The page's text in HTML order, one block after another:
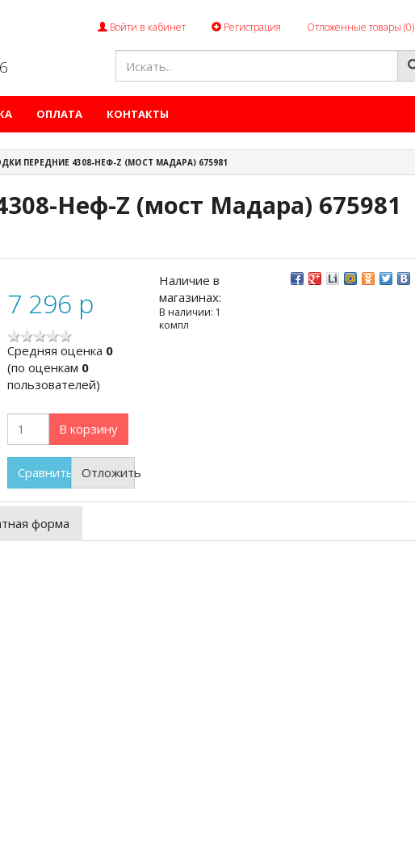
Войти в кабинет Регистрация Отложенные товары (0)
ОПЛАТА КОНТАКТЫ
ПЕРЕДНИЕ 4308-НЕФ-Z (МОСТ МАДАРА) 675981
Неф-Z (мост Мадара) 675981
7 296 p
Cредняя оценка 0
(по оценкам 0
пользователей)
В корзину
Сравнить Отложить
Наличие в
магазинах:
В наличии: 1
компл
форма